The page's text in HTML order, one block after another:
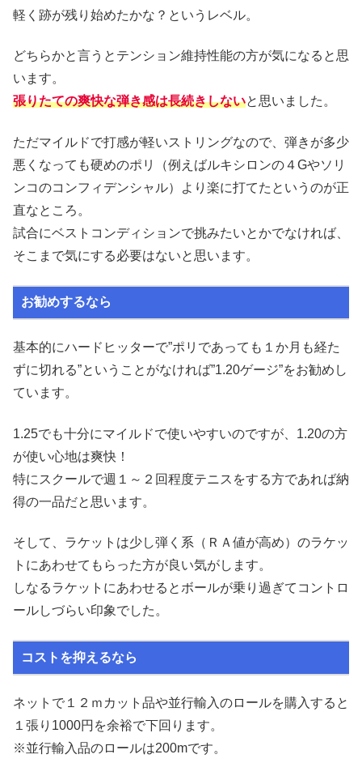
軽く跡が残り始めたかな？というレベル。
どちらかと言うとテンション維持性能の方が気になると思
います。
張りたての爽快な弾き感は長続きしないと思いました。
ただマイルドで打感が軽いストリングなので、弾きが多少
悪くなっても硬めのポリ（例えばルキシロンの４Gやソリ
ンコのコンフィデンシャル）より楽に打てたというのが正
直なところ。
試合にベストコンディションで挑みたいとかでなければ、
そこまで気にする必要はないと思います。
お勧めするなら
基本的にハードヒッターで”ポリであっても１か月も経た
ずに切れる”ということがなければ”1.20ゲージ”をお勧めし
ています。
1.25でも十分にマイルドで使いやすいのですが、1.20の方
が使い心地は爽快！
特にスクールで週１～２回程度テニスをする方であれば納
得の一品だと思います。
そして、ラケットは少し弾く系（ＲＡ値が高め）のラケッ
トにあわせてもらった方が良い気がします。
しなるラケットにあわせるとボールが乗り過ぎてコントロ
ールしづらい印象でした。
コストを抑えるなら
ネットで１２ｍカット品や並行輸入のロールを購入すると
１張り1000円を余裕で下回ります。
※並行輸入品のロールは200mです。